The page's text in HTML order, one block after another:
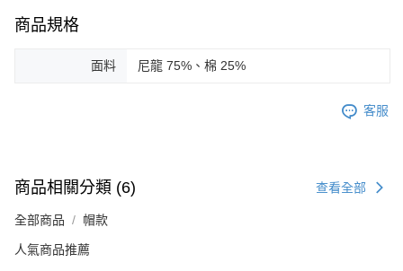
商品規格
面料 尼龍 75%、棉 25%
客服
商品相關分類 (6) 查看全部
全部商品 帽款
人氣商品推薦